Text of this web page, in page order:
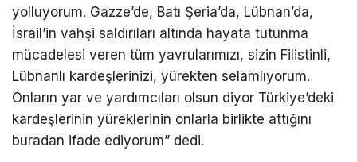
yolluyorum. Gazze’de, Batı Şeria’da, Lübnan’da,
İsrail’in vahşi saldırıları altında hayata tutunma
mücadelesi veren tüm yavrularımızı, sizin Filistinli,
Lübnanlı kardeşlerinizi, yürekten selamlıyorum.
Onların yar ve yardımcıları olsun diyor Türkiye’deki
kardeşlerinin yüreklerinin onlarla birlikte attığını
buradan ifade ediyorum” dedi.